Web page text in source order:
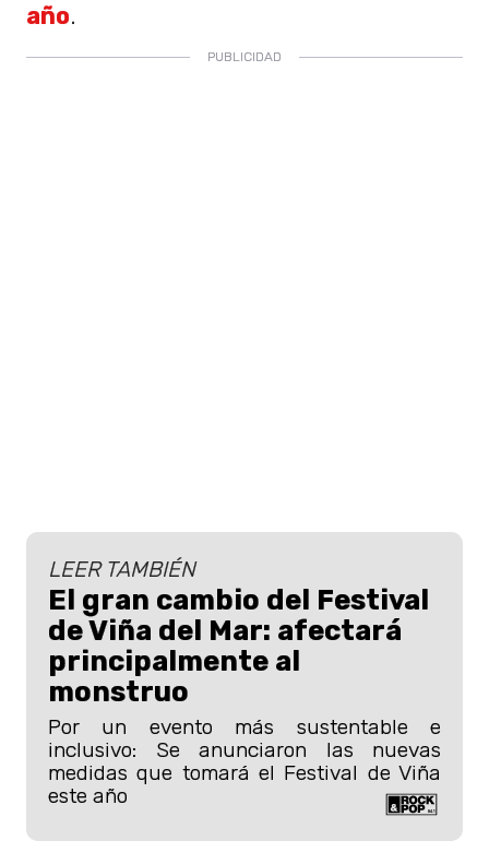
año.
LEER TAMBIÉN
El gran cambio del Festival
de Viña del Mar: afectará
principalmente al
monstruo
Por un evento más sustentable e
inclusivo: Se anunciaron las nuevas
medidas que tomará el Festival de Viña
este año